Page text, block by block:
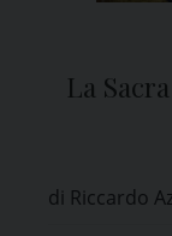
La
di Riccardo